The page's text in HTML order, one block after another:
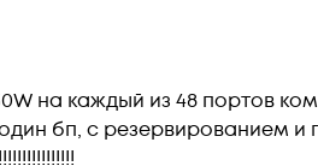
на каждый из 48 портов
бп, с резервированием и